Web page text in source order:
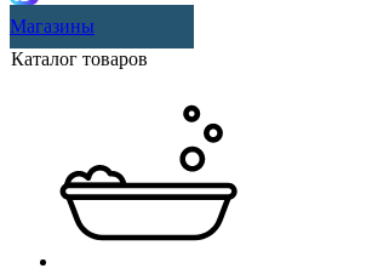
Магазины
Каталог товаров